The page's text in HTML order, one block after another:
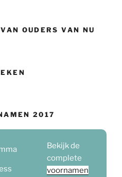
OUDERS VAN NU
2017
Bekijk de
complete
voornamen